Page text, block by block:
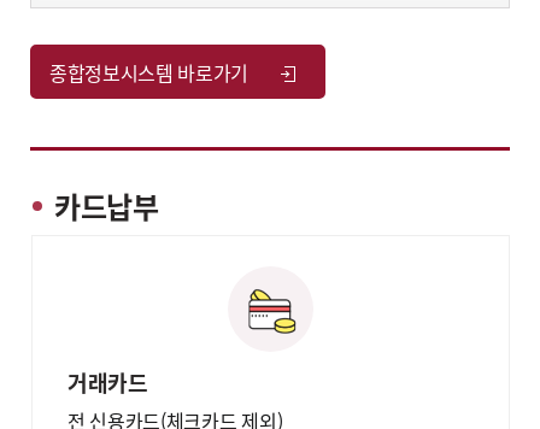
종합정보시스템 바로가기
카드납부
거래카드
전 신용카드(체크카드 제외)